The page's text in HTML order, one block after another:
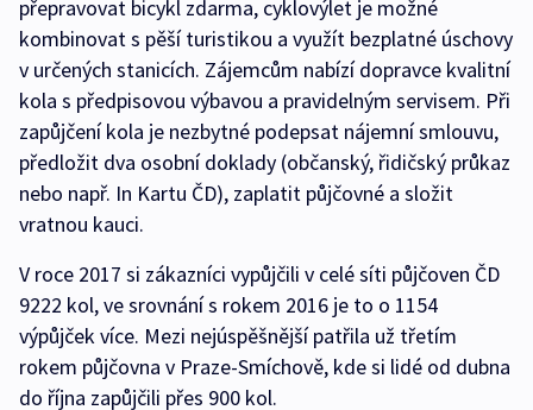
přepravovat bicykl zdarma, cyklovýlet je možné
kombinovat s pěší turistikou a využít bezplatné úschovy
v určených stanicích. Zájemcům nabízí dopravce kvalitní
kola s předpisovou výbavou a pravidelným servisem. Při
zapůjčení kola je nezbytné podepsat nájemní smlouvu,
předložit dva osobní doklady (občanský, řidičský průkaz
nebo např. In Kartu ČD), zaplatit půjčovné a složit
vratnou kauci.
V roce 2017 si zákazníci vypůjčili v celé síti půjčoven ČD
9222 kol, ve srovnání s rokem 2016 je to o 1154
výpůjček více. Mezi nejúspěšnější patřila už třetím
rokem půjčovna v Praze-Smíchově, kde si lidé od dubna
do října zapůjčili přes 900 kol.